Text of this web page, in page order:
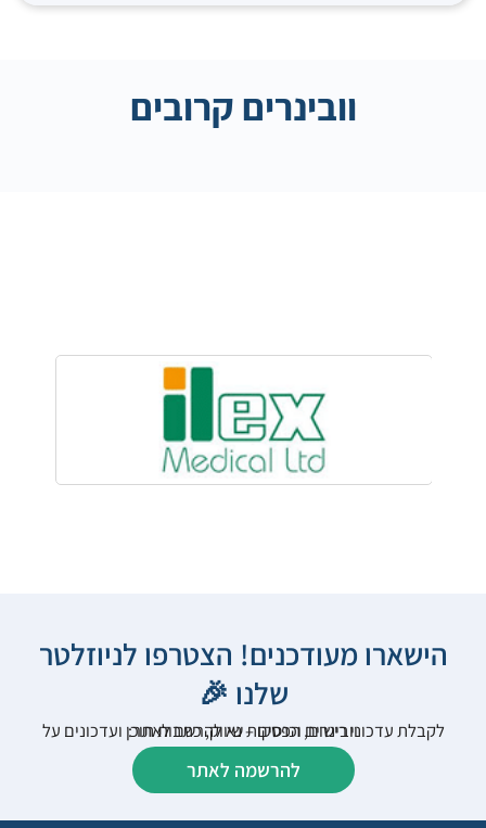
וובינרים קרובים
הישארו מעודכנים! הצטרפו לניוזלטר
שלנו 🎉
לקבלת עדכוני רישום, הפסקות שיווק, כתבות תוכן ועדכונים על וובינרים וכנסים – נא להרשם לאתר:
להרשמה לאתר